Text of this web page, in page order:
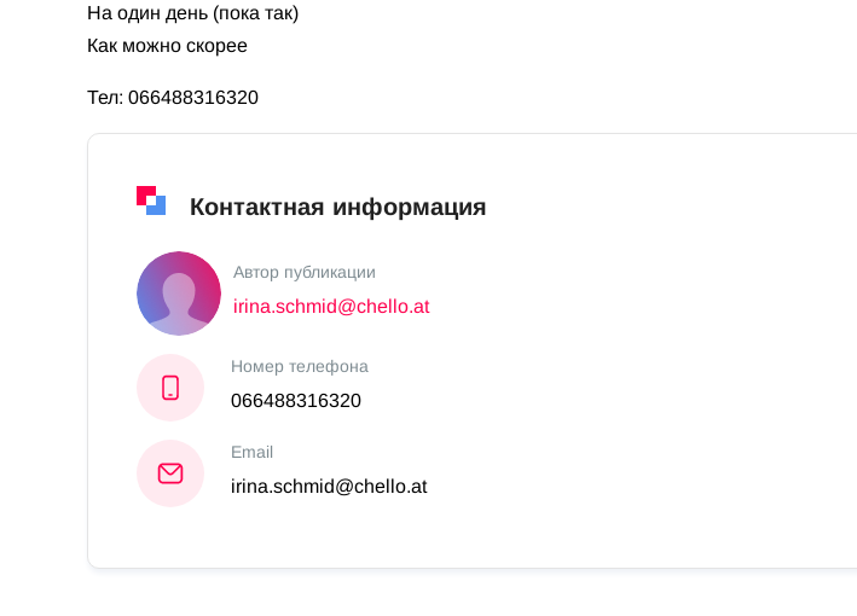
На один день (пока так)
Как можно скорее
Тел: 066488316320
Контактная информация
Автор публикации
irina.schmid@chello.at
Номер телефона
066488316320
Email
irina.schmid@chello.at